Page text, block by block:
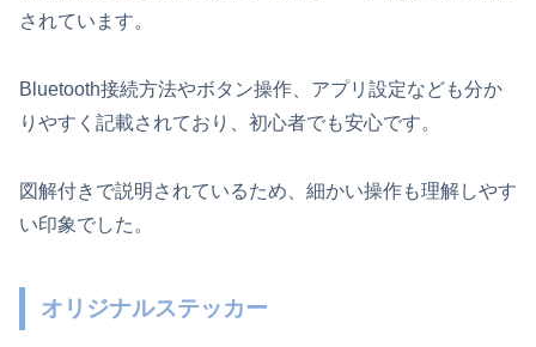
されています。
Bluetooth接続方法やボタン操作、アプリ設定なども分か
りやすく記載されており、初心者でも安心です。
図解付きで説明されているため、細かい操作も理解しやす
い印象でした。
オリジナルステッカー